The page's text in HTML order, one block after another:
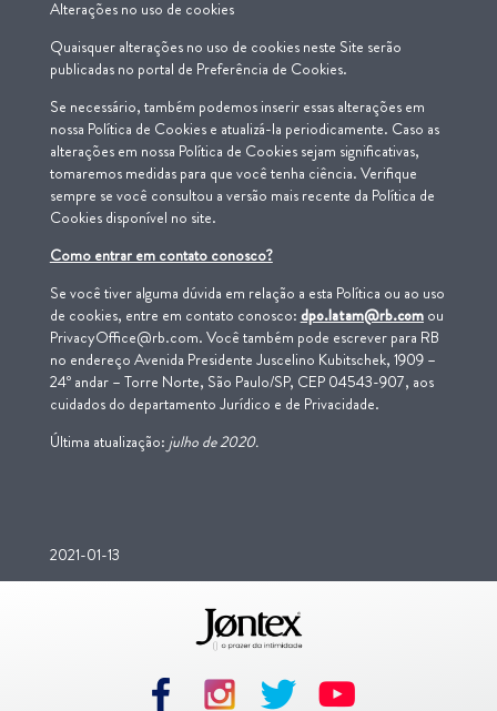
Alterações no uso de cookies
Quaisquer alterações no uso de cookies neste Site serão
publicadas no portal de Preferência de Cookies.
Se necessário, também podemos inserir essas alterações em
nossa Política de Cookies e atualizá-la periodicamente. Caso as
alterações em nossa Política de Cookies sejam significativas,
tomaremos medidas para que você tenha ciência. Verifique
sempre se você consultou a versão mais recente da Política de
Cookies disponível no site.
Como entrar em contato conosco?
Se você tiver alguma dúvida em relação a esta Política ou ao uso
de cookies, entre em contato conosco: dpo.latam@rb.comou
PrivacyOffice@rb.com. Você também pode escrever para RB
no endereço Avenida Presidente Juscelino Kubitschek, 1909 –
24º andar – Torre Norte, São Paulo/SP, CEP 04543-907, aos
cuidados do departamento Jurídico e de Privacidade.
Última atualização: julhode 2020.
2021-01-13